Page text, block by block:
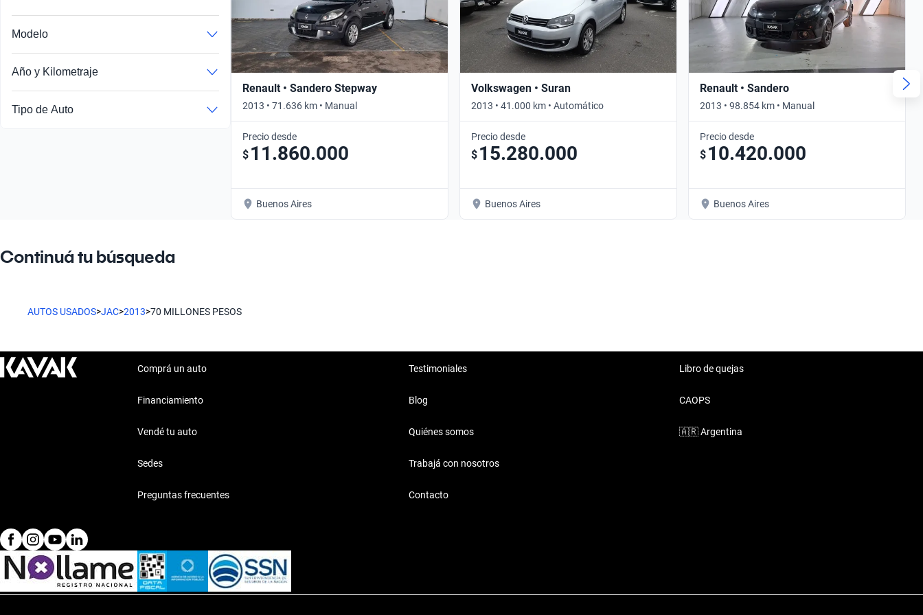
Modelo
Año y Kilometraje
Tipo de Auto
Renault • Sandero Stepway
2013 • 71.636 km • Manual
Precio desde
$ 11.860.000
Buenos Aires
Volkswagen • Suran
2013 • 41.000 km • Automático
Precio desde
$ 15.280.000
Buenos Aires
Renault • Sandero
2013 • 98.854 km • Manual
Precio desde
$ 10.420.000
Buenos Aires
Continuá tu búsqueda
AUTOS USADOS>JAC>2013>70 MILLONES PESOS
Comprá un auto
Financiamiento
Vendé tu auto
Sedes
Preguntas frecuentes
Testimoniales
Blog
Quiénes somos
Trabajá con nosotros
Contacto
Libro de quejas
CAOPS
🇦🇷 Argentina